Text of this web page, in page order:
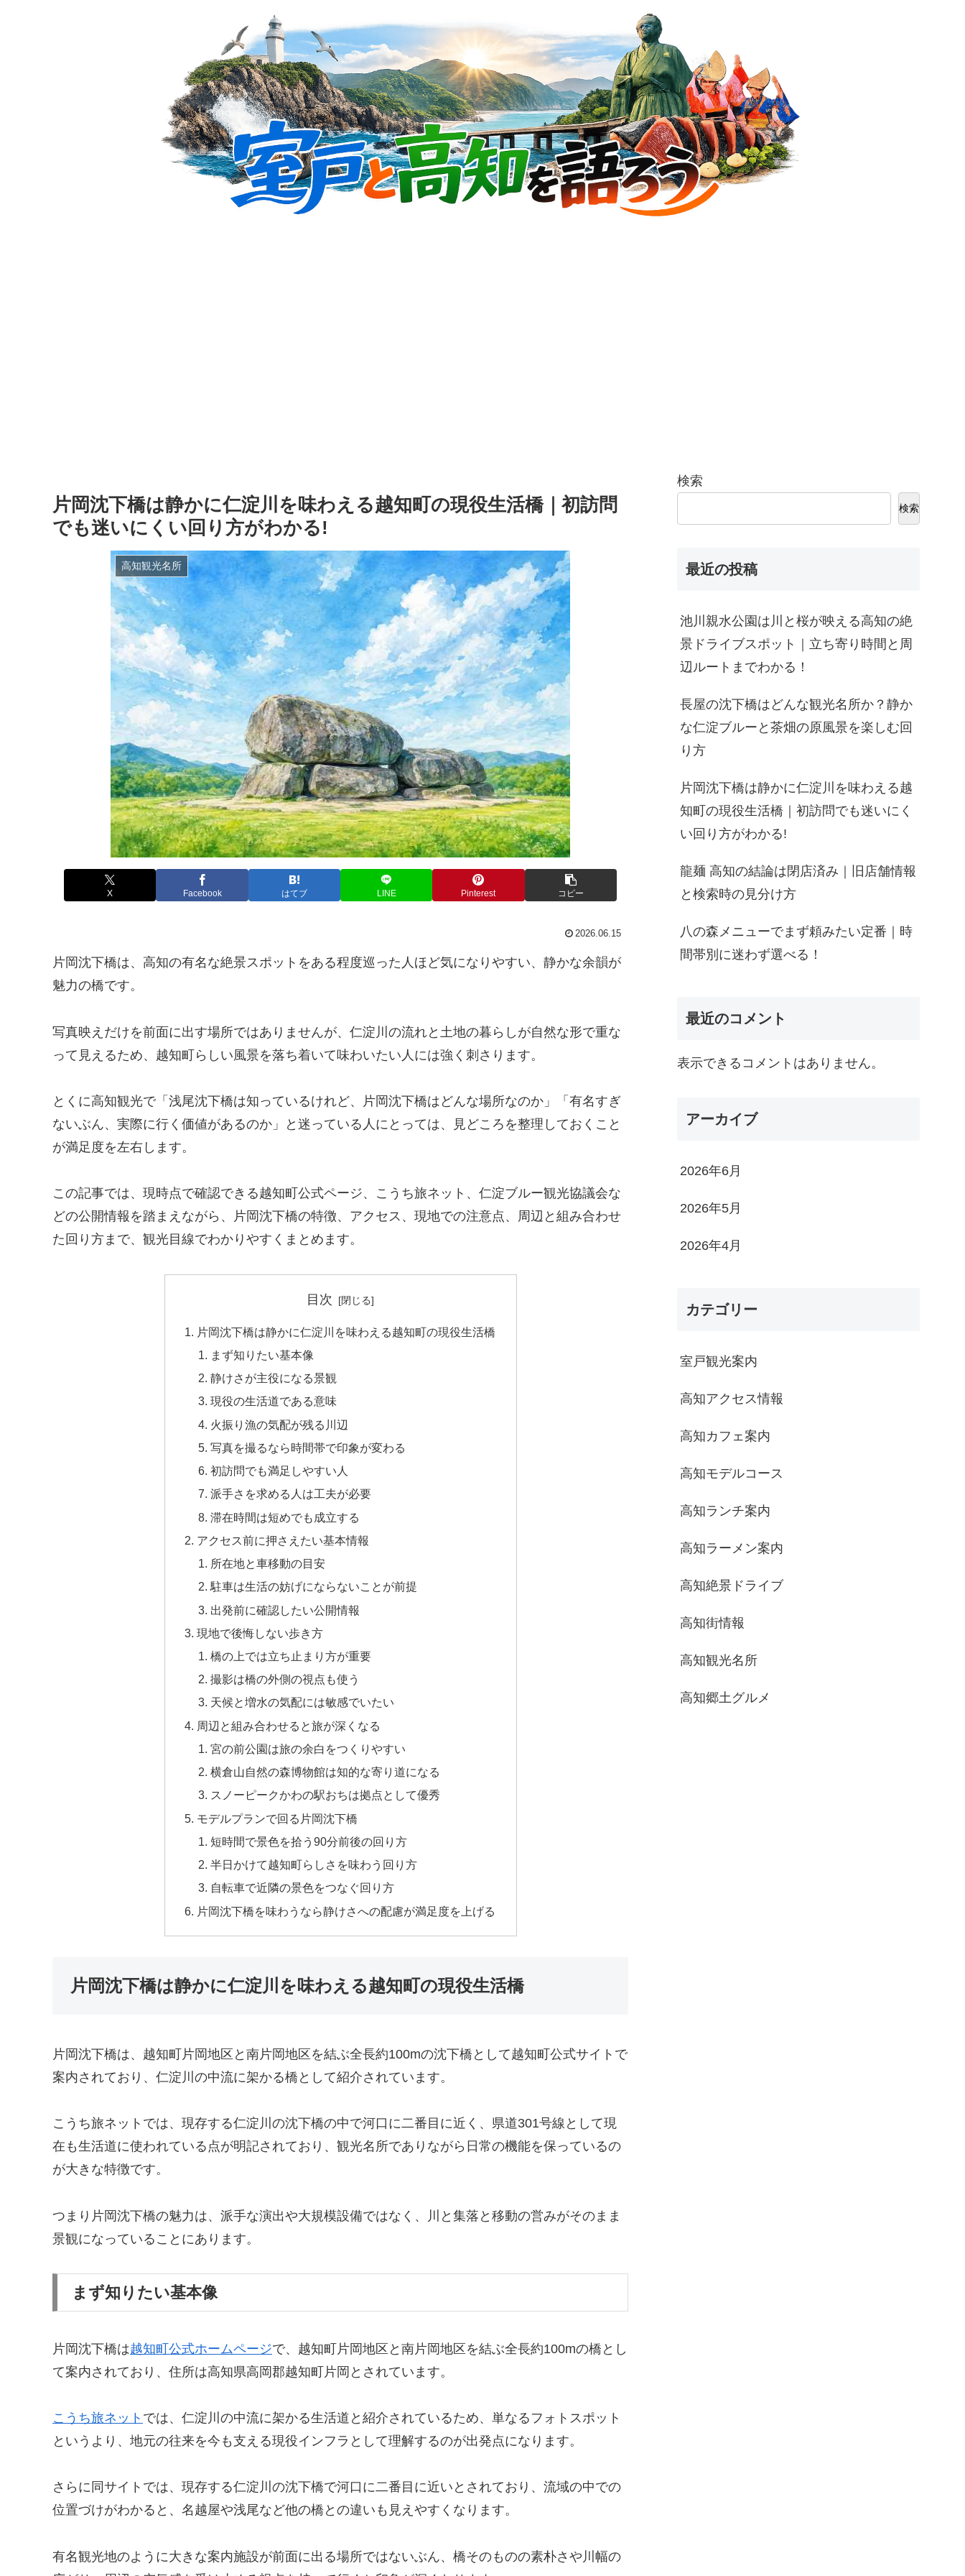
片岡沈下橋は静かに仁淀川を味わえる越知町の現役生活橋｜初訪問
でも迷いにくい回り方がわかる!
高知観光名所
X Facebook はてブ LINE Pinterest コピー
2026.06.15
片岡沈下橋は、高知の有名な絶景スポットをある程度巡った人ほど気になりやすい、静かな余韻が
魅力の橋です。
写真映えだけを前面に出す場所ではありませんが、仁淀川の流れと土地の暮らしが自然な形で重な
って見えるため、越知町らしい風景を落ち着いて味わいたい人には強く刺さります。
とくに高知観光で「浅尾沈下橋は知っているけれど、片岡沈下橋はどんな場所なのか」「有名すぎ
ないぶん、実際に行く価値があるのか」と迷っている人にとっては、見どころを整理しておくこと
が満足度を左右します。
この記事では、現時点で確認できる越知町公式ページ、こうち旅ネット、仁淀ブルー観光協議会な
どの公開情報を踏まえながら、片岡沈下橋の特徴、アクセス、現地での注意点、周辺と組み合わせ
た回り方まで、観光目線でわかりやすくまとめます。
目次
片岡沈下橋は静かに仁淀川を味わえる越知町の現役生活橋
まず知りたい基本像
静けさが主役になる景観
現役の生活道である意味
火振り漁の気配が残る川辺
写真を撮るなら時間帯で印象が変わる
初訪問でも満足しやすい人
派手さを求める人は工夫が必要
滞在時間は短めでも成立する
アクセス前に押さえたい基本情報
所在地と車移動の目安
駐車は生活の妨げにならないことが前提
出発前に確認したい公開情報
現地で後悔しない歩き方
橋の上では立ち止まり方が重要
撮影は橋の外側の視点も使う
天候と増水の気配には敏感でいたい
周辺と組み合わせると旅が深くなる
宮の前公園は旅の余白をつくりやすい
横倉山自然の森博物館は知的な寄り道になる
スノーピークかわの駅おちは拠点として優秀
モデルプランで回る片岡沈下橋
短時間で景色を拾う90分前後の回り方
半日かけて越知町らしさを味わう回り方
自転車で近隣の景色をつなぐ回り方
片岡沈下橋を味わうなら静けさへの配慮が満足度を上げる
片岡沈下橋は静かに仁淀川を味わえる越知町の現役生活橋
片岡沈下橋は、越知町片岡地区と南片岡地区を結ぶ全長約100mの沈下橋として越知町公式サイトで
案内されており、仁淀川の中流に架かる橋として紹介されています。
こうち旅ネットでは、現存する仁淀川の沈下橋の中で河口に二番目に近く、県道301号線として現
在も生活道に使われている点が明記されており、観光名所でありながら日常の機能を保っているの
が大きな特徴です。
つまり片岡沈下橋の魅力は、派手な演出や大規模設備ではなく、川と集落と移動の営みがそのまま
景観になっていることにあります。
まず知りたい基本像
片岡沈下橋は越知町公式ホームページで、越知町片岡地区と南片岡地区を結ぶ全長約100mの橋とし
て案内されており、住所は高知県高岡郡越知町片岡とされています。
こうち旅ネット では、仁淀川の中流に架かる生活道と紹介されているため、単なるフォトスポット
というより、地元の往来を今も支える現役インフラとして理解するのが出発点になります。
さらに同サイトでは、現存する仁淀川の沈下橋で河口に二番目に近いとされており、流域の中での
位置づけがわかると、名越屋や浅尾など他の橋との違いも見えやすくなります。
有名観光地のように大きな案内施設が前面に出る場所ではないぶん、橋そのものの素朴さや川幅の
検索
検索
最近の投稿
池川親水公園は川と桜が映える高知の絶
景ドライブスポット｜立ち寄り時間と周
辺ルートまでわかる！
長屋の沈下橋はどんな観光名所か？静か
な仁淀ブルーと茶畑の原風景を楽しむ回
り方
片岡沈下橋は静かに仁淀川を味わえる越
知町の現役生活橋｜初訪問でも迷いにく
い回り方がわかる!
龍麺 高知の結論は閉店済み｜旧店舗情報
と検索時の見分け方
八の森メニューでまず頼みたい定番｜時
間帯別に迷わず選べる！
最近のコメント
表示できるコメントはありません。
アーカイブ
2026年6月
2026年5月
2026年4月
カテゴリー
室戸観光案内
高知アクセス情報
高知カフェ案内
高知モデルコース
高知ランチ案内
高知ラーメン案内
高知絶景ドライブ
高知街情報
高知観光名所
高知郷土グルメ